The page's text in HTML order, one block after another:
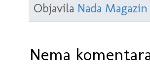
Objavila Nada Magazin
Nema